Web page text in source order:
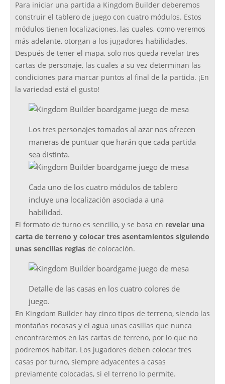
Para iniciar una partida a Kingdom Builder deberemos
construir el tablero de juego con cuatro módulos. Estos
módulos tienen localizaciones, las cuales, como veremos
más adelante, otorgan a los jugadores habilidades.
Después de tener el mapa, solo nos queda revelar tres
cartas de personaje, las cuales a su vez determinan las
condiciones para marcar puntos al final de la partida. ¡En
la variedad está el gusto!
Los tres personajes tomados al azar nos ofrecen
maneras de puntuar que harán que cada partida
sea distinta.
Cada uno de los cuatro módulos de tablero
incluye una localización asociada a una
habilidad.
El formato de turno es sencillo, y se basa en revelar una
carta de terreno y colocar tres asentamientos siguiendo
unas sencillas reglas de colocación.
Detalle de las casas en los cuatro colores de
juego.
En Kingdom Builder hay cinco tipos de terreno, siendo las
montañas rocosas y el agua unas casillas que nunca
encontraremos en las cartas de terreno, por lo que no
podremos habitar. Los jugadores deben colocar tres
casas por turno, siempre adyacentes a casas
previamente colocadas, si el terreno lo permite.